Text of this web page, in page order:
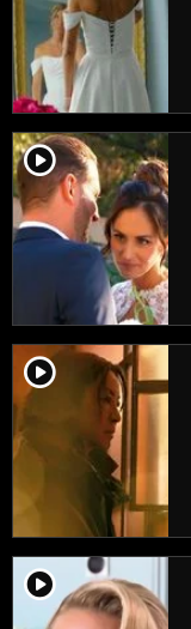
player2
player2
player2